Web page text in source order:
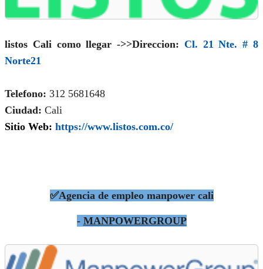
listos Cali como llegar ->>Direccion: Cl. 21 Nte. # 8
Norte21
Telefono: 312 5681648
Ciudad: Cali
Sitio Web: https://www.listos.com.co/
✅Agencia de empleo manpower cali
- MANPOWERGROUP